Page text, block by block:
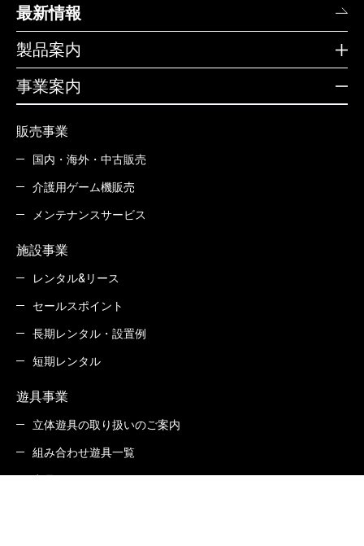
最新情報
製品案内
事業案内
販売事業
国内・海外・中古販売
介護用ゲーム機販売
メンテナンスサービス
施設事業
レンタル&リース
セールスポイント
長期レンタル・設置例
短期レンタル
遊具事業
立体遊具の取り扱いのご案内
組み合わせ遊具一覧
商品Q&A